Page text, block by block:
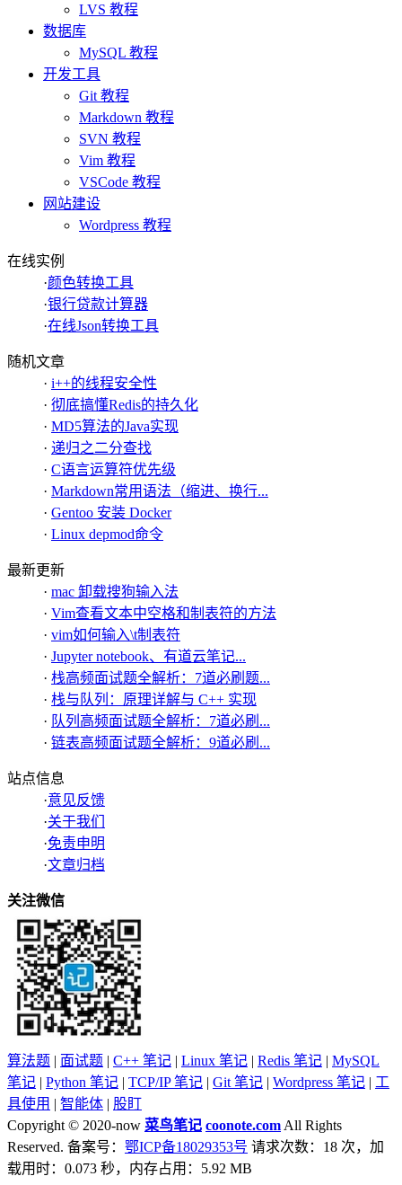
LVS 教程
数据库
MySQL 教程
开发工具
Git 教程
Markdown 教程
SVN 教程
Vim 教程
VSCode 教程
网站建设
Wordpress 教程
在线实例
·颜色转换工具
·银行贷款计算器
·在线Json转换工具
随机文章
· i++的线程安全性
· 彻底搞懂Redis的持久化
· MD5算法的Java实现
· 递归之二分查找
· C语言运算符优先级
· Markdown常用语法（缩进、换行...
· Gentoo 安装 Docker
· Linux depmod命令
最新更新
· mac 卸载搜狗输入法
· Vim查看文本中空格和制表符的方法
· vim如何输入\t制表符
· Jupyter notebook、有道云笔记...
· 栈高频面试题全解析：7道必刷题...
· 栈与队列：原理详解与 C++ 实现
· 队列高频面试题全解析：7道必刷...
· 链表高频面试题全解析：9道必刷...
站点信息
·意见反馈
·关于我们
·免责申明
·文章归档
关注微信
算法题 | 面试题 | C++ 笔记 | Linux 笔记 | Redis 笔记 | MySQL
笔记 | Python 笔记 | TCP/IP 笔记 | Git 笔记 | Wordpress 笔记 | 工
具使用 | 智能体 | 股盯
Copyright © 2020-now 菜鸟笔记 coonote.com All Rights
Reserved. 备案号： 鄂ICP备18029353号 请求次数：18 次，加
载用时：0.073 秒，内存占用：5.92 MB